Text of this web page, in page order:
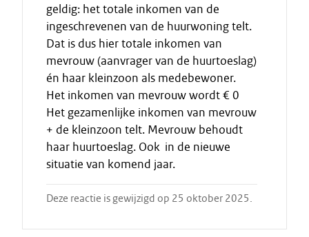
geldig: het totale inkomen van de
ingeschrevenen van de huurwoning telt.
Dat is dus hier totale inkomen van
mevrouw (aanvrager van de huurtoeslag)
én haar kleinzoon als medebewoner.
Het inkomen van mevrouw wordt € 0
Het gezamenlijke inkomen van mevrouw
+ de kleinzoon telt. Mevrouw behoudt
haar huurtoeslag. Ook in de nieuwe
situatie van komend jaar.
Deze reactie is gewijzigd op 25 oktober 2025.